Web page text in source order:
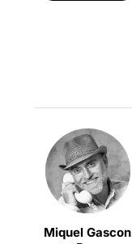
Miquel Gascon